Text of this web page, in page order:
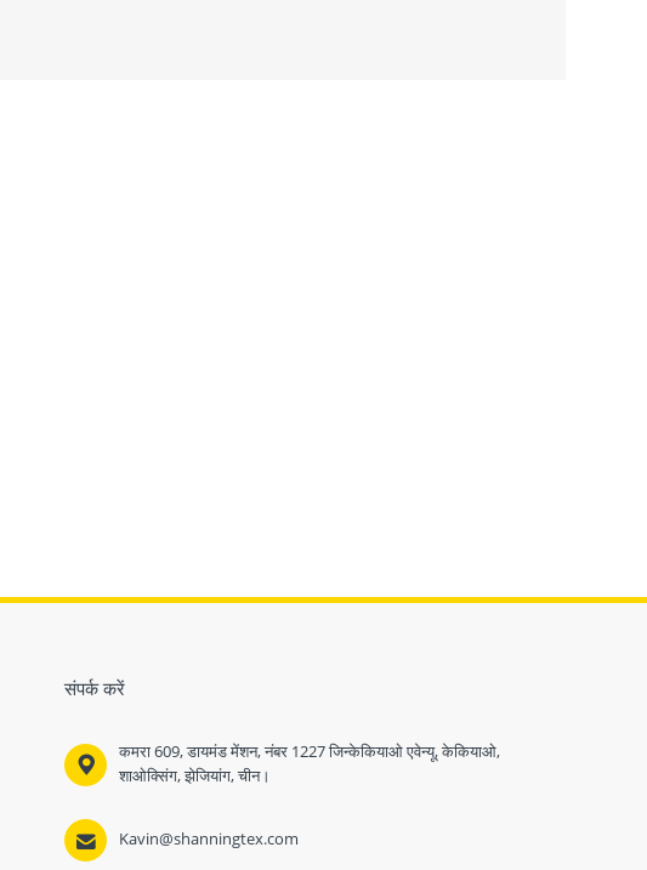
संपर्क करें

कमरा 609, डायमंड मेंशन, नंबर 1227 जिन्केकियाओ एवेन्यू, केकियाओ,
शाओक्सिंग, झेजियांग, चीन।
 Kavin@shanningtex.com